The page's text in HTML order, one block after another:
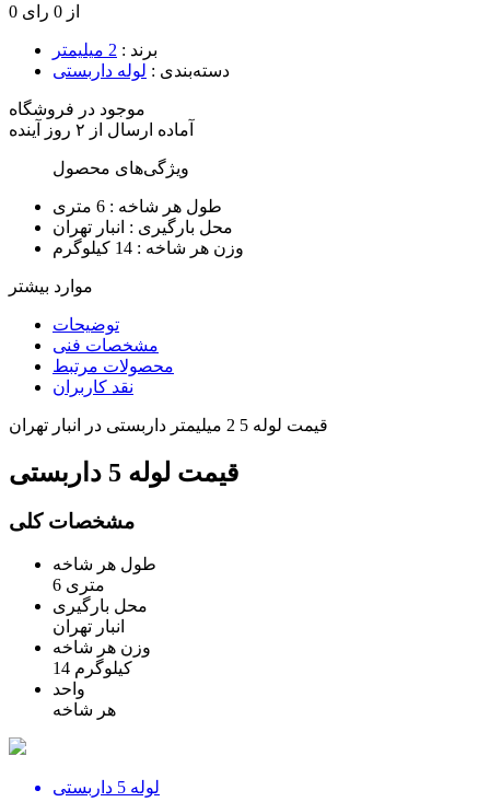
0 از 0 رای
برند : 2 میلیمتر
دسته‌بندی : لوله داربستی
موجود در فروشگاه
آماده ارسال از ۲ روز آینده
ویژگی‌های محصول
طول هر شاخه : 6 متری
محل بارگیری : انبار تهران
وزن هر شاخه : 14 کیلوگرم
موارد بیشتر
توضیحات
مشخصات فنی
محصولات مرتبط
نقد کاربران
قیمت لوله 5 2 میلیمتر داربستی در انبار تهران
قیمت لوله 5 داربستی
مشخصات کلی
طول هر شاخه
6 متری
محل بارگیری
انبار تهران
وزن هر شاخه
14 کیلوگرم
واحد
هر شاخه
لوله 5 داربستی